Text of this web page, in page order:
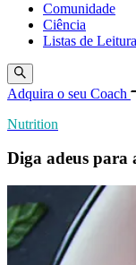
Comunidade
Ciência
Listas de Leitura
Adquira o seu Coach
Nutrition
Diga adeus para